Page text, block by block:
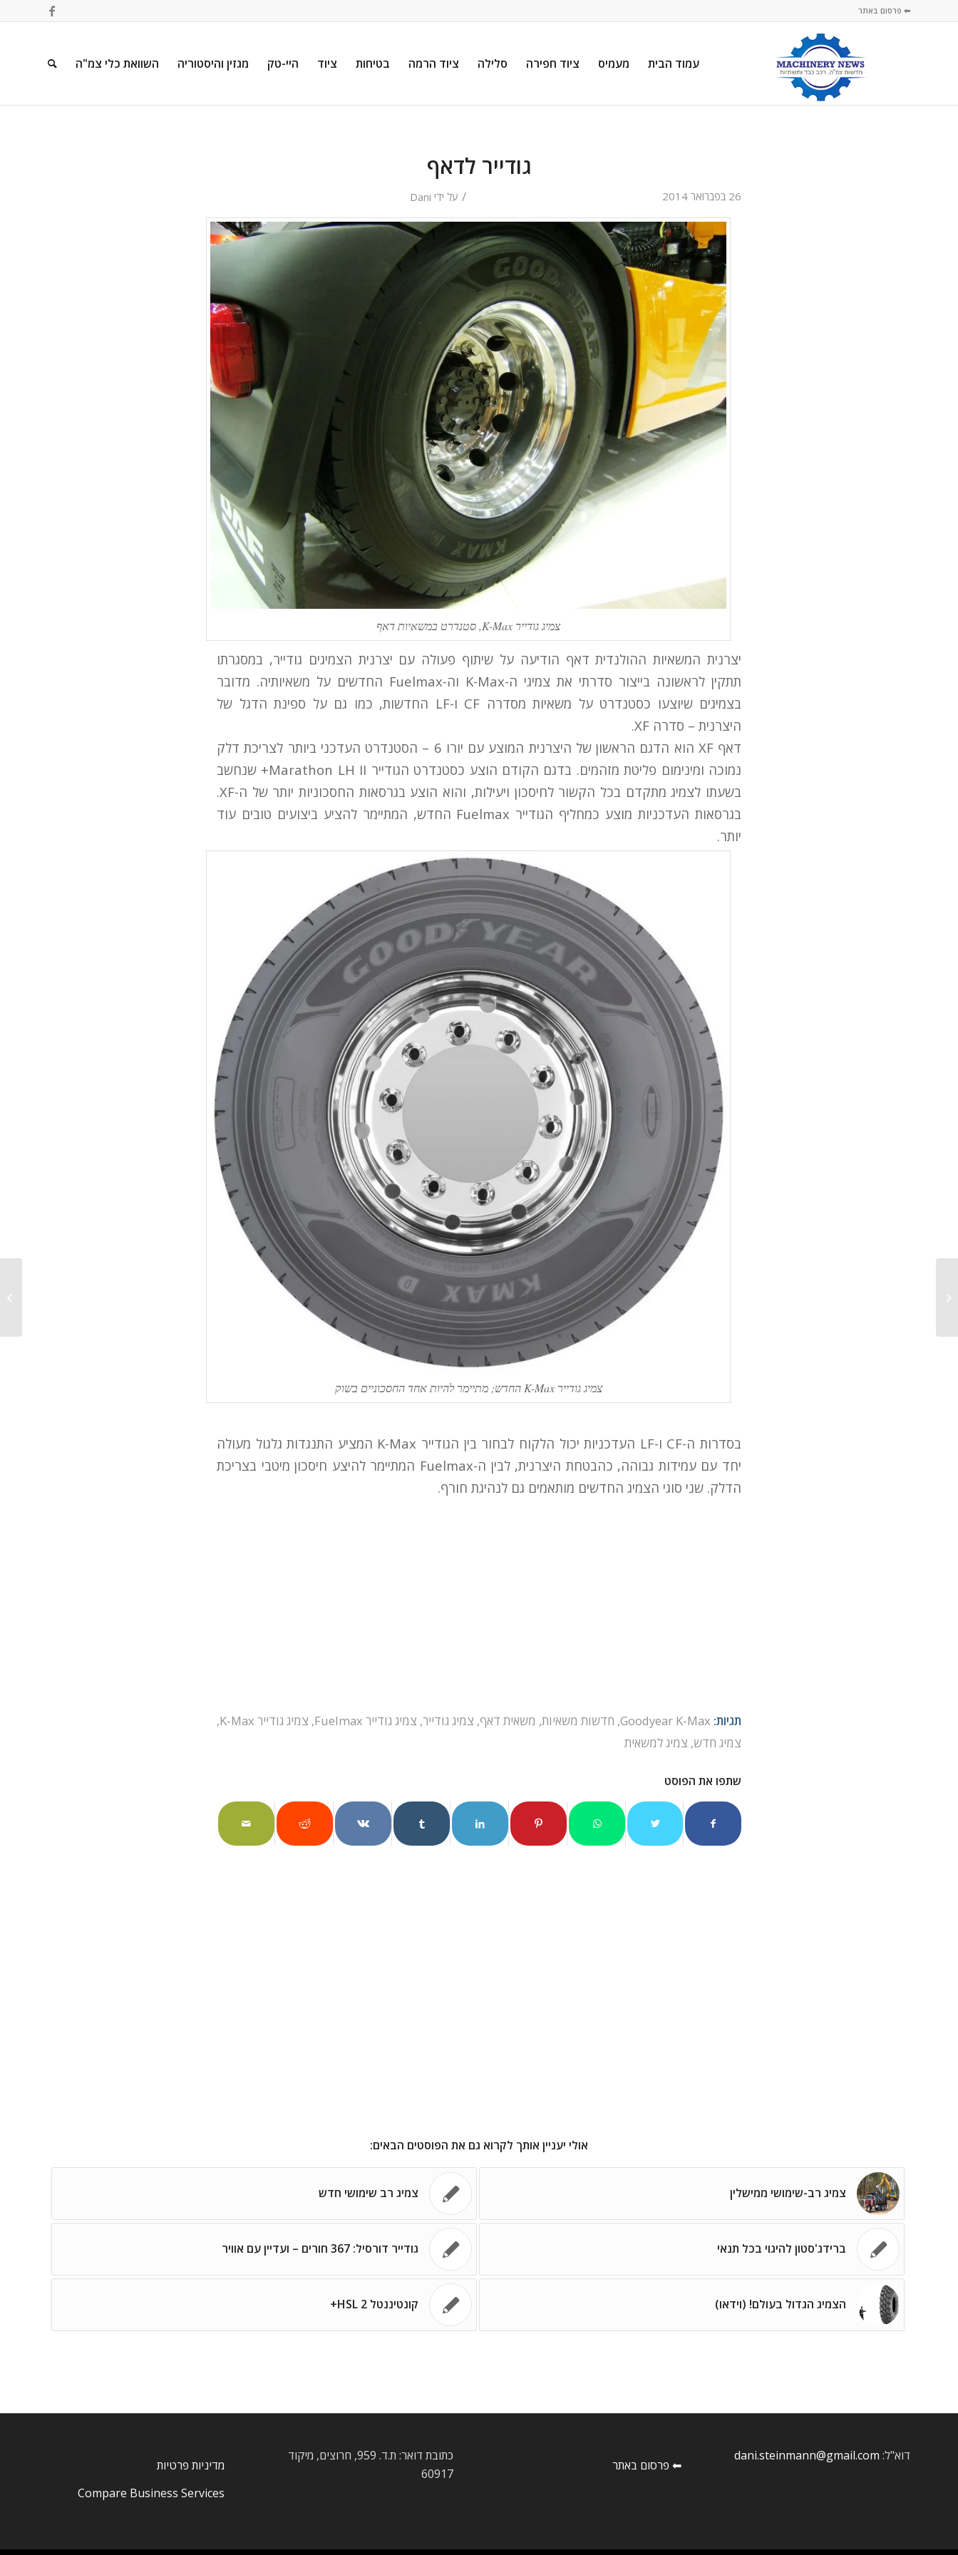
⬅ פרסום באתר
עמוד הבית מעמיס ציוד חפירה סלילה ציוד הרמה בטיחות ציוד היי-טק מגזין והיסטוריה השוואת כלי צמ"ה
גודייר לדאף
26 בפברואר 2014 / על ידי Dani
צמיג גודייר K-Max, סטנדרט במשאיות דאף
יצרנית המשאיות ההולנדית דאף הודיעה על שיתוף פעולה עם יצרנית הצמיגים גודייר, במסגרתו
תתקין לראשונה בייצור סדרתי את צמיגי ה-K-Max וה-Fuelmax החדשים על משאיותיה. מדובר
בצמיגים שיוצעו כסטנדרט על משאיות מסדרה CF ו-LF החדשות, כמו גם על ספינת הדגל של
היצרנית – סדרה XF.
דאף XF הוא הדגם הראשון של היצרנית המוצע עם יורו 6 – הסטנדרט העדכני ביותר לצריכת דלק
נמוכה ומינימום פליטת מזהמים. בדגם הקודם הוצע כסטנדרט הגודייר Marathon LH II+ שנחשב
בשעתו לצמיג מתקדם בכל הקשור לחיסכון ויעילות, והוא הוצע בגרסאות החסכוניות יותר של ה-XF.
בגרסאות העדכניות מוצע כמחליף הגודייר Fuelmax החדש, המתיימר להציע ביצועים טובים עוד
יותר.
צמיג גודייר K-Max החדש; מתיימר להיות אחד החסכוניים בשוק
בסדרות ה-CF ו-LF העדכניות יכול הלקוח לבחור בין הגודייר K-Max המציע התנגדות גלגול מעולה
יחד עם עמידות גבוהה, כהבטחת היצרנית, לבין ה-Fuelmax המתיימר להיצע חיסכון מיטבי בצריכת
הדלק. שני סוגי הצמיג החדשים מותאמים גם לנהיגת חורף.
תגיות: Goodyear K-Max
, חדשות משאיות, משאית דאף, צמיג גודייר, צמיג גודייר Fuelmax , צמיג גודייר K-Max
,
צמיג חדש, צמיג למשאית
שתפו את הפוסט
אולי יעניין אותך לקרוא גם את הפוסטים הבאים:
צמיג רב שימושי חדש צמיג רב-שימושי ממישלין
גודייר דורסיל: 367 חורים – ועדיין עם אוויר ברידג'סטון להיגוי בכל תנאי
קונטיננטל HSL 2+ הצמיג הגדול בעולם! (וידאו)
דוא"ל: dani.steinmann@gmail.com
⬅ פרסום באתר
כתובת דואר: ת.ד. 959, חרוצים, מיקוד
60917
מדיניות פרטיות
Compare Business Services